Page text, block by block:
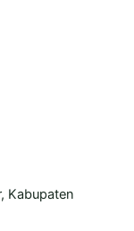
Kabupaten